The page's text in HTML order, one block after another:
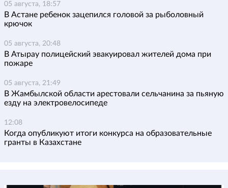
05 августа, 18:57
В Астане ребенок зацепился головой за рыболовный
крючок
05 августа, 20:48
В Атырау полицейский эвакуировал жителей дома при
пожаре
05 августа, 21:49
В Жамбылской области арестовали сельчанина за пьяную
езду на электровелосипеде
12:08
Когда опубликуют итоги конкурса на образовательные
гранты в Казахстане